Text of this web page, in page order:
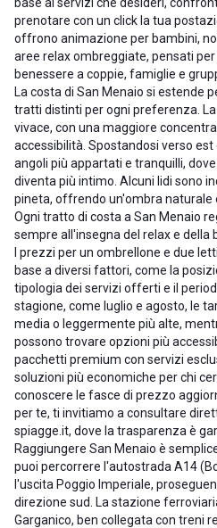
prenotare con un click la tua
offrono animazione per bambini,
aree relax ombreggiate, pensati
benessere a coppie, famiglie e
La costa di San Menaio si estende
tratti distinti per ogni preferenza.
vivace, con una maggiore
accessibilità. Spostandosi verso
angoli più appartati e tranquilli,
diventa più intimo. Alcuni lidi sono
pineta, offrendo un'ombra naturale
Ogni tratto di costa a San Menaio
sempre all'insegna del relax e della
I prezzi per un ombrellone e due
base a diversi fattori, come la
tipologia dei servizi offerti e il
stagione, come luglio e agosto, le
media o leggermente più alte,
possono trovare opzioni più
pacchetti premium con servizi
soluzioni più economiche per chi
conoscere le fasce di prezzo
per te, ti invitiamo a consultare
spiagge.it, dove la trasparenza è
Raggiungere San Menaio è
puoi percorrere l'autostrada A14
l'uscita Poggio Imperiale,
direzione sud. La stazione
Garganico, ben collegata con treni